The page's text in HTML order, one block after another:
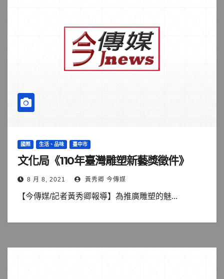
國際 生活、品味 臺中市
文化局《110年臺灣雕塑新藝獎徵件》
8 月 8, 2021 黃秀卿 今傳媒
【今傳媒/記者黃秀卿報導】為推廣雕塑的魅...